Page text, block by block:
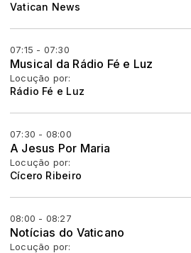
Vatican News
07:15 - 07:30
Musical da Rádio Fé e Luz
Locução por:
Rádio Fé e Luz
07:30 - 08:00
A Jesus Por Maria
Locução por:
Cícero Ribeiro
08:00 - 08:27
Notícias do Vaticano
Locução por: